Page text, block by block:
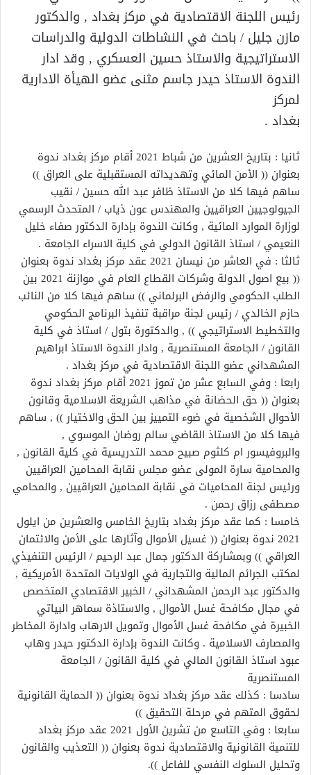
رئيس اللجنة الاقتصادية في مركز بغداد , والدكتور
مازن جليل / باحث في النشاطات الدولية والدراسات
الاستراتيجية والاستاذ حسين العسكري , وقد ادار
الندوة الاستاذ حيدر جاسم مثنى عضو الهيأة الادارية
لمركز
بغداد .
ثانيا : بتاريخ العشرين من شباط 2021 أقام مركز بغداد ندوة
بعنوان (( الأمن المائي وتهديداته المستقبلية على العراق ))
ساهم فيها كلا من الاستاذ ظافر عبد الله حسين / نقيب
الجيولوجيين العراقيين والمهندس عون ذياب / المتحدث الرسمي
لوزارة الموارد المائية , وكانت الندوة بإدارة الدكتور صفاء خليل
النعيمي / استاذ القانون الدولي في كلية الاسراء الجامعة .
ثالثا : في العاشر من نيسان 2021 عقد مركز بغداد ندوة بعنوان
(( بيع اصول الدولة وشركات القطاع العام في موازنة 2021 بين
الطلب الحكومي والرفض البرلماني )) ساهم فيها كلا من النائب
حازم الخالدي / رئيس لجنة مراقبة تنفيذ البرنامج الحكومي
والتخطيط الاستراتيجي )) , والدكتورة بتول / استاذ في كلية
القانون / الجامعة المستنصرية , وادار الندوة الاستاذ ابراهيم
المشهداني عضو اللجنة الاقتصادية في مركز بغداد .
رابعا : وفي السابع عشر من تموز 2021 أقام مركز بغداد ندوة
بعنوان (( حق الحضانة في مذاهب الشريعة الاسلامية وقانون
الأحوال الشخصية في ضوء التمييز بين الحق والاختيار )) , ساهم
فيها كلا من الاستاذ القاضي سالم روضان الموسوي ,
والبروفيسور ام كلثوم صبيح محمد التدريسية في كلية القانون ,
والمحامية سارة المولى عضو مجلس نقابة المحامين العراقيين
ورئيس لجنة المحاميات في نقابة المحامين العراقيين , والمحامي
مصطفى رزاق رحمن .
خامسا : كما عقد مركز بغداد بتاريخ الخامس والعشرين من ايلول
2021 ندوة بعنوان (( غسيل الأموال وآثارها على الأمن والائتمان
العراقي )) وبمشاركة الدكتور جمال عبد الرحيم / الرئيس التنفيذي
لمكتب الجرائم المالية والتجارية في الولايات المتحدة الأمريكية ,
والدكتور عبد الرحمن المشهداني / الخبير الاقتصادي المتخصص
في مجال مكافحة غسل الأموال , والاستاذة سماهر البياتي
الخبيرة في مكافحة غسل الأموال وتمويل الارهاب وادارة المخاطر
والمصارف الاسلامية . وكانت الندوة بإدارة الدكتور حيدر وهاب
عبود استاذ القانون المالي في كلية القانون / الجامعة
المستنصرية
سادسا : كذلك عقد مركز بغداد ندوة بعنوان (( الحماية القانونية
لحقوق المتهم في مرحلة التحقيق ))
سابعا : وفي التاسع من تشرين الأول 2021 عقد مركز بغداد
للتنمية القانونية والاقتصادية ندوة بعنوان (( التعذيب والقانون
وتحليل السلوك النفسي للفاعل )).